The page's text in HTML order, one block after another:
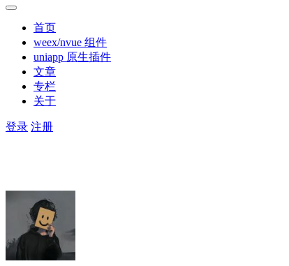
首页
weex/nvue 组件
uniapp 原生插件
文章
专栏
关于
登录 注册